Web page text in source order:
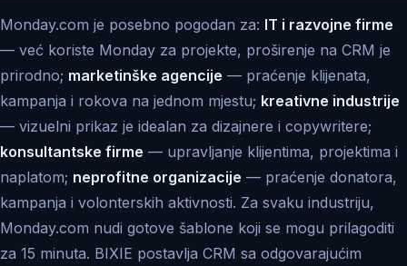
Monday.com je posebno pogodan za: IT i razvojne firme
— već koriste Monday za projekte, proširenje na CRM je
prirodno; marketinške agencije — praćenje klijenata,
kampanja i rokova na jednom mjestu; kreativne industrije
— vizuelni prikaz je idealan za dizajnere i copywritere;
konsultantske firme — upravljanje klijentima, projektima i
naplatom; neprofitne organizacije — praćenje donatora,
kampanja i volonterskih aktivnosti. Za svaku industriju,
Monday.com nudi gotove šablone koji se mogu prilagoditi
za 15 minuta. BIXIE postavlja CRM sa odgovarajućim